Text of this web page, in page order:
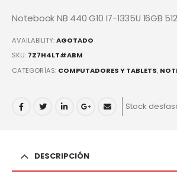
Notebook NB 440 G10 I7-1335U 16GB 512
AVAILABILITY:AGOTADO
SKU: 7Z7H4LT#ABM
CATEGORÍAS: COMPUTADORES Y TABLETS,
Stock
DESCRIPCIÓN